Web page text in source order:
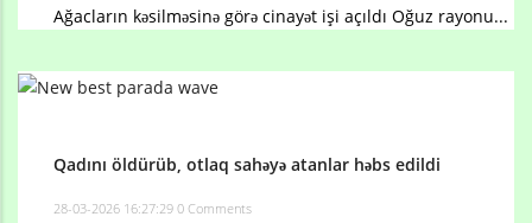
Ağacların kəsilməsinə görə cinayət işi açıldı Oğuz rayonu...
Qadını öldürüb, otlaq sahəyə atanlar həbs edildi
28-03-2026 16:27:29 0 Comments